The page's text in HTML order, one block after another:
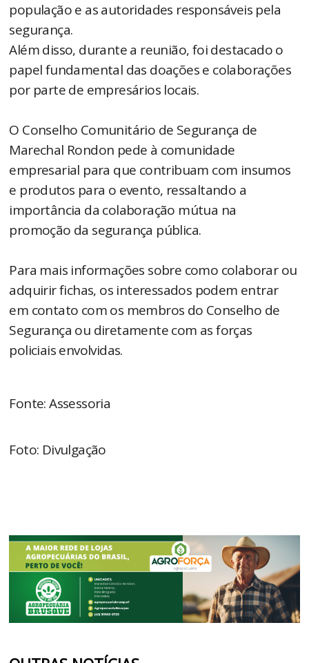
população e as autoridades responsáveis pela
segurança.
Além disso, durante a reunião, foi destacado o
papel fundamental das doações e colaborações
por parte de empresários locais.
O Conselho Comunitário de Segurança de
Marechal Rondon pede à comunidade
empresarial para que contribuam com insumos
e produtos para o evento, ressaltando a
importância da colaboração mútua na
promoção da segurança pública.
Para mais informações sobre como colaborar ou
adquirir fichas, os interessados podem entrar
em contato com os membros do Conselho de
Segurança ou diretamente com as forças
policiais envolvidas.
Fonte: Assessoria
Foto: Divulgação